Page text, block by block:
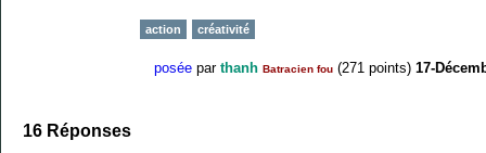
action créativité
posée par thanh Batracien fou (271 points) 17-
16 Réponses